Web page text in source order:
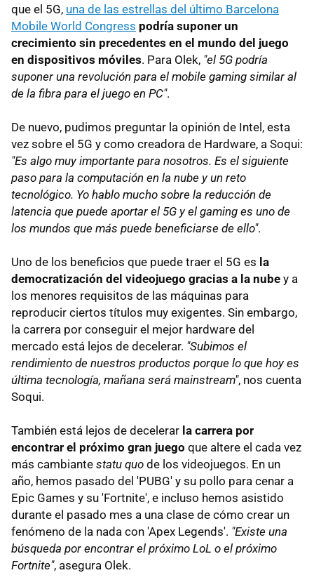
que el 5G, una de las estrellas del último Barcelona
Mobile World Congress podría suponer un
crecimiento sin precedentes en el mundo del juego
en dispositivos móviles. Para Olek, "el 5G podría
suponer una revolución para el mobile gaming similar al
de la fibra para el juego en PC".
De nuevo, pudimos preguntar la opinión de Intel, esta
vez sobre el 5G y como creadora de Hardware, a Soqui:
"Es algo muy importante para nosotros. Es el siguiente
paso para la computación en la nube y un reto
tecnológico. Yo hablo mucho sobre la reducción de
latencia que puede aportar el 5G y el gaming es uno de
los mundos que más puede beneficiarse de ello".
Uno de los beneficios que puede traer el 5G es la
democratización del videojuego gracias a la nube y a
los menores requisitos de las máquinas para
reproducir ciertos títulos muy exigentes. Sin embargo,
la carrera por conseguir el mejor hardware del
mercado está lejos de decelerar. "Subimos el
rendimiento de nuestros productos porque lo que hoy es
última tecnología, mañana será mainstream", nos cuenta
Soqui.
También está lejos de decelerar la carrera por
encontrar el próximo gran juego que altere el cada vez
más cambiante statu quo de los videojuegos. En un
año, hemos pasado del 'PUBG' y su pollo para cenar a
Epic Games y su 'Fortnite', e incluso hemos asistido
durante el pasado mes a una clase de cómo crear un
fenómeno de la nada con 'Apex Legends'. "Existe una
búsqueda por encontrar el próximo LoL o el próximo
Fortnite", asegura Olek.